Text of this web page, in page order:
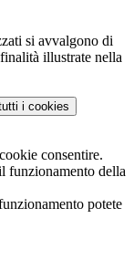
si avvalgono di
illustrate nella
i cookies
consentire.
funzionamento della
potete